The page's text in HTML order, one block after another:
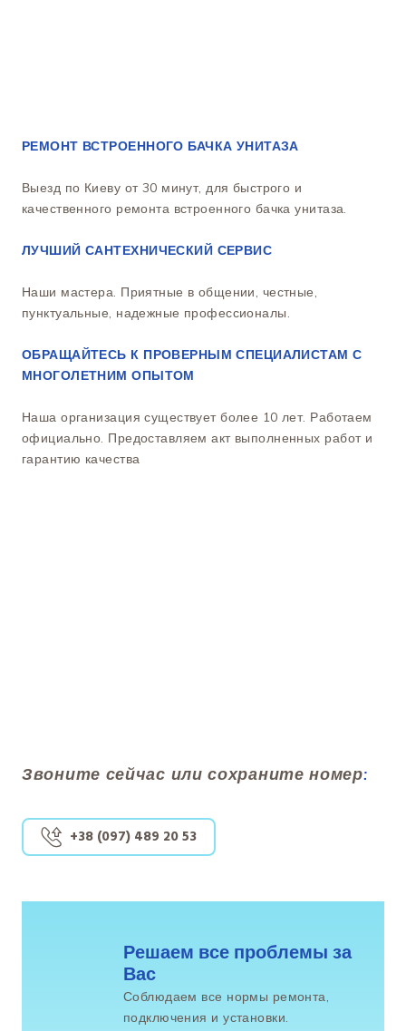
РЕМОНТ ВСТРОЕННОГО БАЧКА УНИТАЗА
Выезд по Киеву от 30 минут, для быстрого и
качественного ремонта встроенного бачка унитаза.
ЛУЧШИЙ САНТЕХНИЧЕСКИЙ СЕРВИС
Наши мастера. Приятные в общении, честные,
пунктуальные, надежные профессионалы.
ОБРАЩАЙТЕСЬ К ПРОВЕРНЫМ СПЕЦИАЛИСТАМ С
МНОГОЛЕТНИМ ОПЫТОМ
Наша организация существует более 10 лет. Работаем
официально. Предоставляем акт выполненных работ и
гарантию качества
Звоните сейчас или сохраните номер:
+38 (097) 489 20 53
Решаем все проблемы за
Вас
Соблюдаем все нормы ремонта,
подключения и установки.